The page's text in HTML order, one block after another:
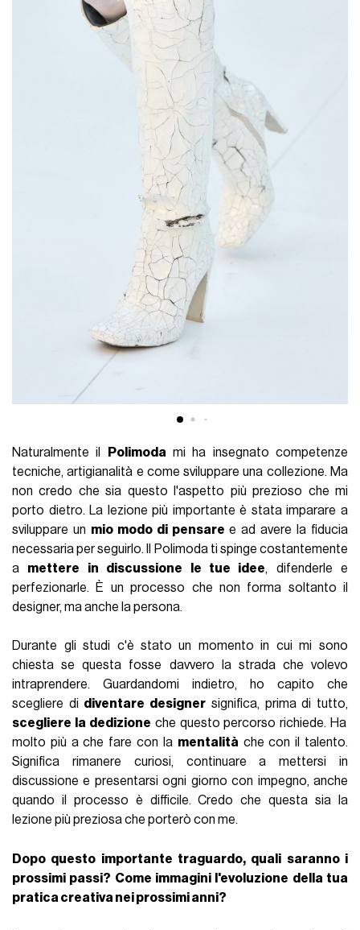
Naturalmente il Polimoda mi ha insegnato competenze
tecniche, artigianalità e come sviluppare una collezione. Ma
non credo che sia questo l'aspetto più prezioso che mi
porto dietro. La lezione più importante è stata imparare a
sviluppare un mio modo di pensare e ad avere la fiducia
necessaria per seguirlo. Il Polimoda ti spinge costantemente
a mettere in discussione le tue idee, difenderle e
perfezionarle. È un processo che non forma soltanto il
designer, ma anche la persona.
Durante gli studi c'è stato un momento in cui mi sono
chiesta se questa fosse davvero la strada che volevo
intraprendere. Guardandomi indietro, ho capito che
scegliere di diventare designer significa, prima di tutto,
scegliere la dedizione che questo percorso richiede. Ha
molto più a che fare con la mentalitàche con il talento.
Significa rimanere curiosi, continuare a mettersi in
discussione e presentarsi ogni giorno con impegno, anche
quando il processo è difficile. Credo che questa sia la
lezione più preziosa che porterò con me.
Dopo questo importante traguardo, quali saranno i
prossimi passi? Come immagini l'evoluzione della tua
pratica creativa nei prossimi anni?